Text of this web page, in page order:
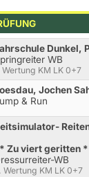
Dunkel,
WB
Wertung KM LK 0+7
Jochen
& Run
Zu viert geritten
WB
Wertung KM LK 0+7